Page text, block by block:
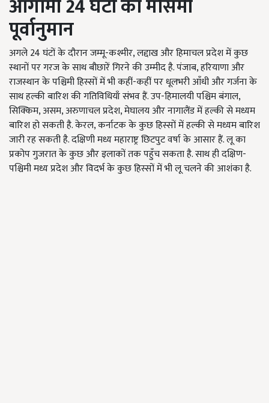
आगामी 24घंटों का मौसमी
पूर्वानुमान
अगले 24 घंटों के दौरान जम्मू-कश्मीर, लद्दाख और हिमाचल प्रदेश में कुछ
स्थानों पर गरज के साथ बौछारें गिरने की उम्मीद है. पंजाब, हरियाणा और
राजस्थान के पश्चिमी हिस्सों में भी कहीं-कहीं पर धूलभरी आँधी और गर्जना के
साथ हल्की बारिश की गतिविधियाँ संभव हैं. उप-हिमालयी पश्चिम बंगाल,
सिक्किम, असम, अरुणाचल प्रदेश, मेघालय और नागालैंड में हल्की से मध्यम
बारिश हो सकती है. केरल, कर्नाटक के कुछ हिस्सों में हल्की से मध्यम बारिश
जारी रह सकती है. दक्षिणी मध्य महाराष्ट्र छिटपुट वर्षा के आसार हैं. लू का
प्रकोप गुजरात के कुछ और इलाकों तक पहुँच सकता है. साथ ही दक्षिण-
पश्चिमी मध्य प्रदेश और विदर्भ के कुछ हिस्सों में भी लू चलने की आशंका है.